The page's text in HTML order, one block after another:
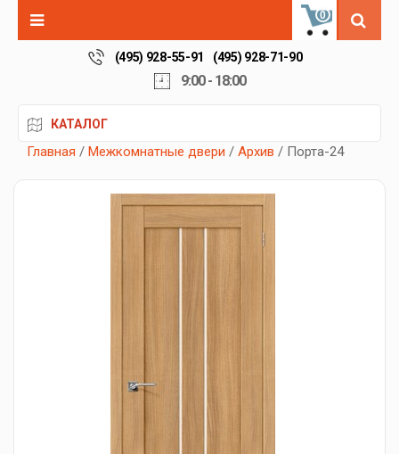
0
(495) 928-55-91 (495) 928-71-90
9:00 - 18:00
КАТАЛОГ
Главная / Межкомнатные двери / Архив / Порта-24